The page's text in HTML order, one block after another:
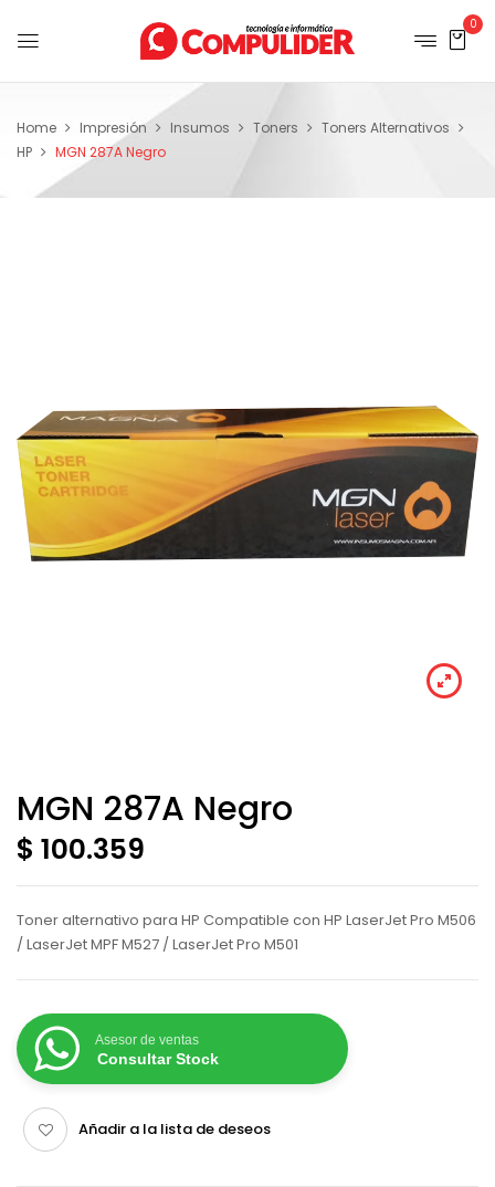
0
Home Impresión Insumos Toners
Toners Alternativos
HP
MGN 287A Negro
MGN 287A Negro
$ 100.359
Toner alternativo para HP Compatible con HP LaserJet Pro M506
/ LaserJet MPF M527 / LaserJet Pro M501
Asesor de ventas
Consultar Stock
Añadir a la lista de deseos